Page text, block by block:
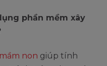
phần mềm xây
non giúp tính